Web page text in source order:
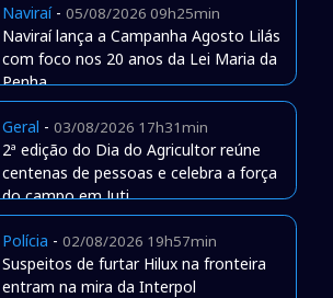
Naviraí- 05/08/2026 09h25min
Naviraí lança a Campanha Agosto Lilás
com foco nos 20 anos da Lei Maria da
Penha
Geral - 03/08/2026 17h31min
2ª edição do Dia do Agricultor reúne
centenas de pessoas e celebra a força
do campo em Juti
Polícia - 02/08/2026 19h57min
Suspeitos de furtar Hilux na fronteira
entram na mira da Interpol